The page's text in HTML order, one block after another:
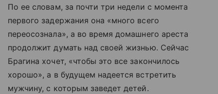
По ее словам, за почти три недели с момента
первого задержания она «много всего
переосознала», а во время домашнего ареста
продолжит думать над своей жизнью. Сейчас
Брагина хочет, «чтобы это все закончилось
хорошо», а в будущем надеется встретить
мужчину, с которым заведет детей.